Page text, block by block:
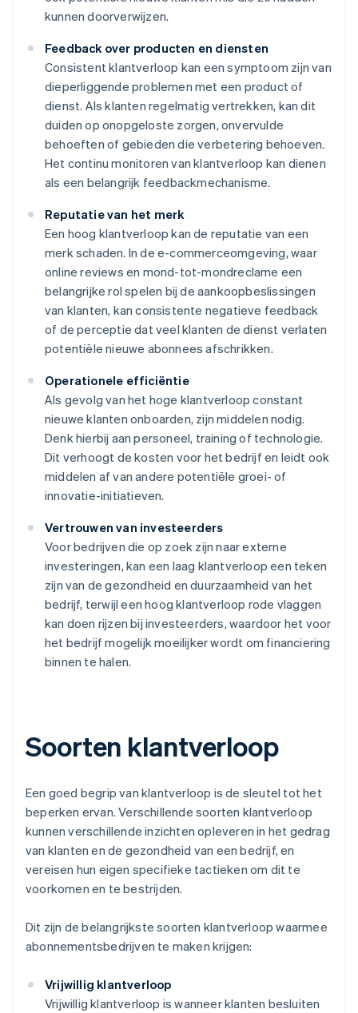
kunnen doorverwijzen.
Feedback over producten en diensten
Consistent klantverloop kan een symptoom zijn van
dieperliggende problemen met een product of
dienst. Als klanten regelmatig vertrekken, kan dit
duiden op onopgeloste zorgen, onvervulde
behoeften of gebieden die verbetering behoeven.
Het continu monitoren van klantverloop kan dienen
als een belangrijk feedbackmechanisme.
Reputatie van het merk
Een hoog klantverloop kan de reputatie van een
merk schaden. In de e-commerceomgeving, waar
online reviews en mond-tot-mondreclame een
belangrijke rol spelen bij de aankoopbeslissingen
van klanten, kan consistente negatieve feedback
of de perceptie dat veel klanten de dienst verlaten
potentiële nieuwe abonnees afschrikken.
Operationele efficiëntie
Als gevolg van het hoge klantverloop constant
nieuwe klanten onboarden, zijn middelen nodig.
Denk hierbij aan personeel, training of technologie.
Dit verhoogt de kosten voor het bedrijf en leidt ook
middelen af van andere potentiële groei- of
innovatie-initiatieven.
Vertrouwen van investeerders
Voor bedrijven die op zoek zijn naar externe
investeringen, kan een laag klantverloop een teken
zijn van de gezondheid en duurzaamheid van het
bedrijf, terwijl een hoog klantverloop rode vlaggen
kan doen rijzen bij investeerders, waardoor het voor
het bedrijf mogelijk moeilijker wordt om financiering
binnen te halen.
Soorten klantverloop
Een goed begrip van klantverloop is de sleutel tot het
beperken ervan. Verschillende soorten klantverloop
kunnen verschillende inzichten opleveren in het gedrag
van klanten en de gezondheid van een bedrijf, en
vereisen hun eigen specifieke tactieken om dit te
voorkomen en te bestrijden.
Dit zijn de belangrijkste soorten klantverloop waarmee
abonnementsbedrijven te maken krijgen:
Vrijwillig klantverloop
Vrijwillig klantverloop is wanneer klanten besluiten